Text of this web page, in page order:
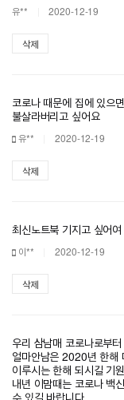
유** 2020-12-19
삭제
코로나 때문에 집에 있으
불살라버리고 싶어요
유** 2020-12-19
삭제
최신노트북 기지고 싶어여
이** 2020-12-19
삭제
우리 삼남매 코로나로부
얼마안남은 2020년 한해
이루시는 한해 되시길 기
내년 이맘때는 코로나 백
수 있길 바랍니다.